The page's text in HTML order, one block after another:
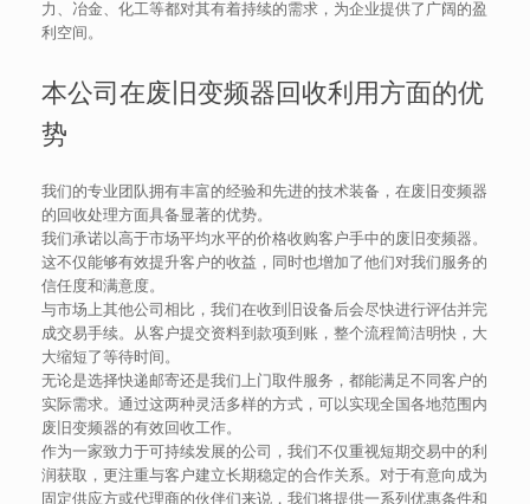
力、冶金、化工等都对其有着持续的需求，为企业提供了广阔的盈
利空间。
本公司在废旧变频器回收利用方面的优
势
我们的专业团队拥有丰富的经验和先进的技术装备，在废旧变频器
的回收处理方面具备显著的优势。
我们承诺以高于市场平均水平的价格收购客户手中的废旧变频器。
这不仅能够有效提升客户的收益，同时也增加了他们对我们服务的
信任度和满意度。
与市场上其他公司相比，我们在收到旧设备后会尽快进行评估并完
成交易手续。从客户提交资料到款项到账，整个流程简洁明快，大
大缩短了等待时间。
无论是选择快递邮寄还是我们上门取件服务，都能满足不同客户的
实际需求。通过这两种灵活多样的方式，可以实现全国各地范围内
废旧变频器的有效回收工作。
作为一家致力于可持续发展的公司，我们不仅重视短期交易中的利
润获取，更注重与客户建立长期稳定的合作关系。对于有意向成为
固定供应方或代理商的伙伴们来说，我们将提供一系列优惠条件和